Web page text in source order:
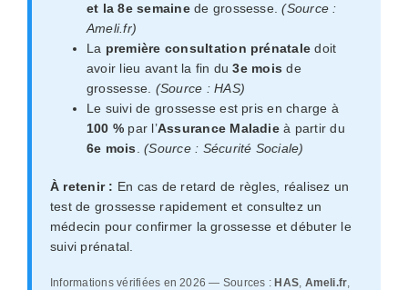
et la 8e semainede grossesse.(Source :
Ameli.fr)
La première consultation prénatale doit
avoir lieu avant la fin du3e mois de
grossesse. (Source : HAS)
Le suivi de grossesse est pris en charge à
100 % par l’Assurance Maladieà partir du
6e mois
.(Source : Sécurité Sociale)
À retenir : En cas de retard de règles, réalisez un
test de grossesse rapidement et consultez un
médecin pour confirmer la grossesse et débuter le
suivi prénatal.
Informations vérifiées en 2026 — Sources : HAS, Ameli.fr,